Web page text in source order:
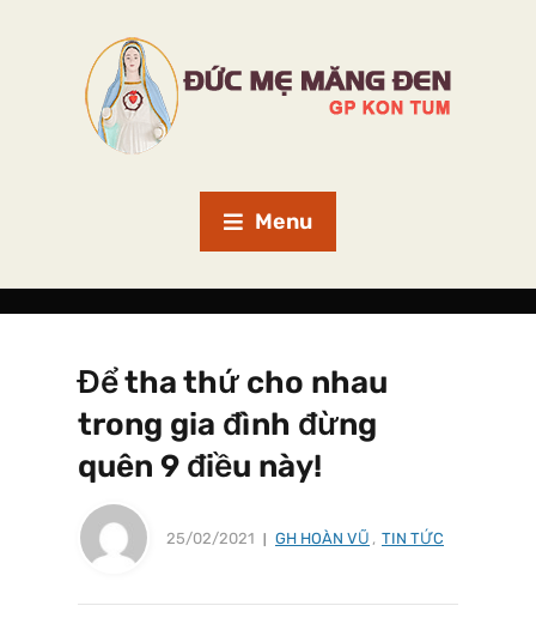
Menu
Để tha thứ cho nhau
trong gia đình đừng
quên 9 điều này!
25/02/2021 GH HOÀN VŨ , TIN TỨC